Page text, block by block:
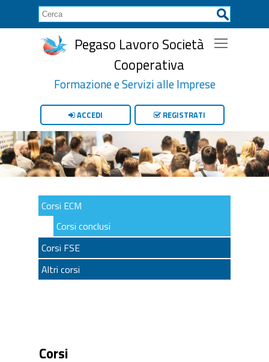
Pegaso Lavoro Società
Cooperativa
Formazione e Servizi alle Imprese
ACCEDI REGISTRATI
Corsi ECM
Corsi conclusi
Corsi FSE
Altri corsi
Corsi